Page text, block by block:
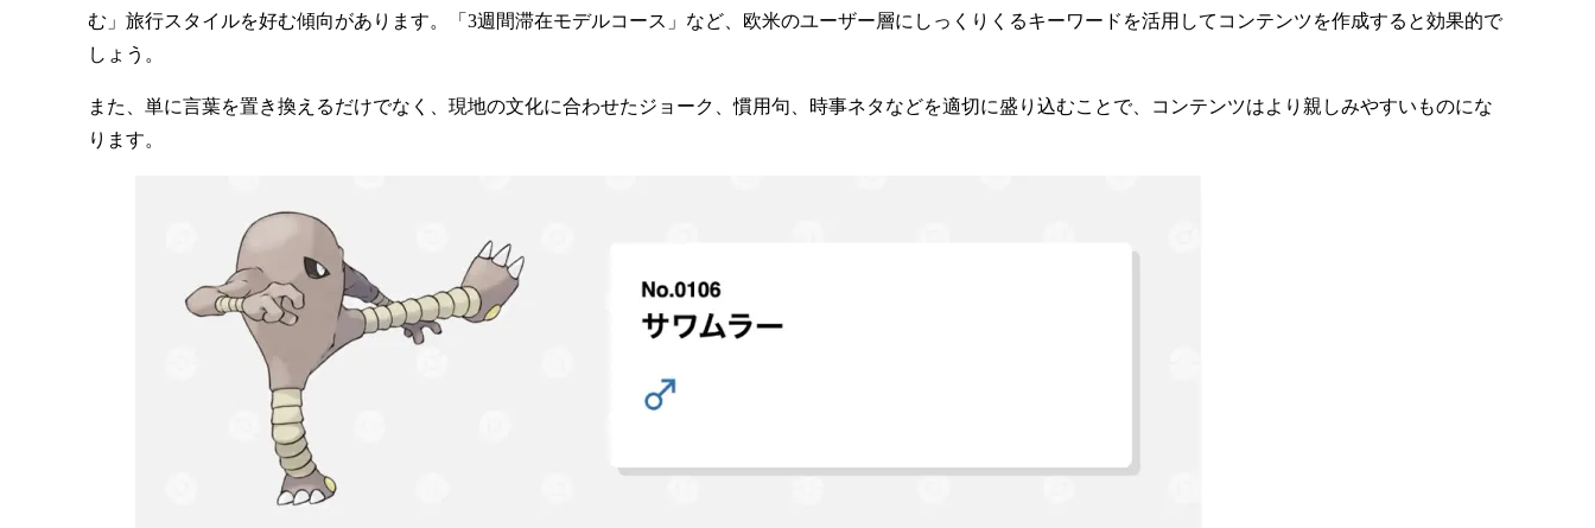
む」旅行スタイルを好む傾向があります。「3週間滞在モデルコース」など、 欧米のユーザー層にしっくりくるキーワード を活用してコンテンツを作成すると効果的で
しょう。
また、単に言葉を置き換えるだけでなく、現地の文化に合わせたジョーク、慣用句、時事ネタなどを適切に盛り込むことで、コンテンツはより親しみやすいものにな
ります。